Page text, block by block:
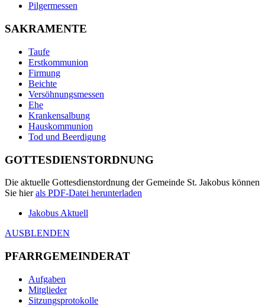
Pilgermessen
SAKRAMENTE
Taufe
Erstkommunion
Firmung
Beichte
Versöhnungsmessen
Ehe
Krankensalbung
Hauskommunion
Tod und Beerdigung
GOTTESDIENSTORDNUNG
Die aktuelle Gottesdienstordnung der Gemeinde St. Jakobus können
Sie hierals PDF-Datei herunterladen
Jakobus Aktuell
AUSBLENDEN
PFARRGEMEINDERAT
Aufgaben
Mitglieder
Sitzungsprotokolle